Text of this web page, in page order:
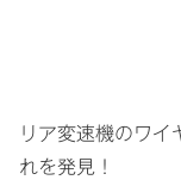
リア変速機のワイ
れを発見！